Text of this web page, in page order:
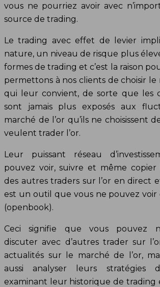
vous ne pourriez avoir avec
source de trading.
Le trading avec effet de levier
nature, un niveau de risque plus
formes de trading et c’est la raison
permettons à nos clients de choisir le
qui leur convient, de sorte que les
sont jamais plus exposés aux
marché de l’or qu’ils ne choisissent
veulent trader l’or.
Leur puissant réseau
pouvez voir, suivre et même copier
des autres traders sur l’or en direct
est un outil que vous ne pouvez voir
(openbook).
Ceci signifie que vous pouvez
discuter avec d’autres trader sur
actualités sur le marché de l’or,
aussi analyser leurs stratégies
examinant leur historique de trading